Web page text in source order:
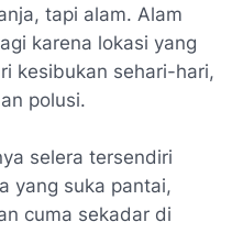
tapi alam. Alam
karena lokasi yang
kesibukan sehari-hari,
polusi.
selera tersendiri
yang suka pantai,
cuma sekadar di